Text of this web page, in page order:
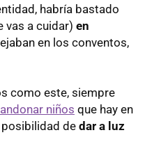
habría bastado
vas a cuidar) en
en los conventos,
como este, siempre
niños que hay en
de dar a luz